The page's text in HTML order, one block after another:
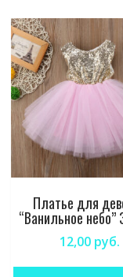
Платье для
“Ванильное небо”
12,00 руб.